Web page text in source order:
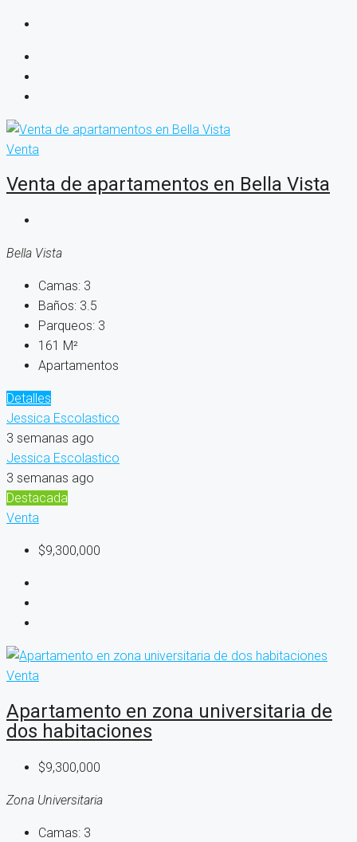
Venta
Venta de apartamentos en Bella Vista
Bella Vista
Camas: 3
Baños: 3.5
Parqueos: 3
161 M²
Apartamentos
Detalles
Jessica Escolastico
3 semanas ago
Jessica Escolastico
3 semanas ago
Destacada
Venta
$9,300,000
Venta
Apartamento en zona universitaria de
dos habitaciones
$9,300,000
Zona Universitaria
Camas: 3